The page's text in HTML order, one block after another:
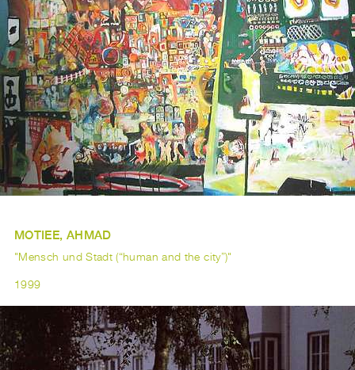
MOTIEE, AHMAD
"Mensch und Stadt (“human and the city”)"
1999